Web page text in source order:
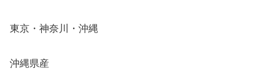
東京・神奈川・沖縄
沖縄県産